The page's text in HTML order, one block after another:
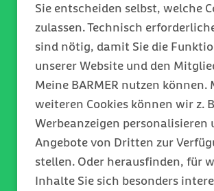
Sie entscheiden selbst, welche
zulassen. Technisch
sind nötig, damit Sie die
unserer Website und den
Meine BARMER nutzen können.
weiteren Cookies können wir z.
Werbeanzeigen personalisieren
Angebote von Dritten zur
stellen. Oder herausfinden, für
Inhalte Sie sich besonders
Patienten zum
auffordern. An
seiner
können die Ärzte
die weitere
erfolgen kann, ohne
Schäden zu
Patient bekommt im
nicht die komplette
mit. Am Anfang und